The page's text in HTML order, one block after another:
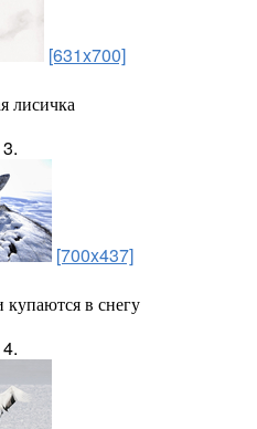
[631x700]
лисичка
3.
[700x437]
в снегу
4.